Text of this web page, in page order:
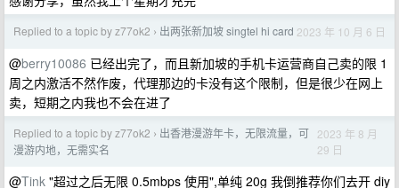
Replied to a topic by z77ok2 › 出两张新加坡 singtel hi card 2023 年 10 月 6 日
@berry10086 已经出完了，而且新加坡的手机卡运营商自己卖的限 1
周之内激活不然作废，代理那边的卡没有这个限制，但是很少在网上
卖，短期之内我也不会在进了
Replied to a topic by z77ok2 › 出香港漫游年卡，无限流量，可
漫游内地，无需实名
2023 年 8 月
29 日
@Tink "超过之后无限 0.5mbps 使用",单纯 20g 我倒推荐你们去开 diy